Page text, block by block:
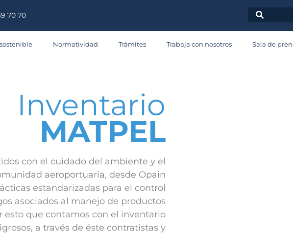
70 70
Normatividad Trámites Trabaja con nosotros Sala de
Inventario
MATPEL
Inventario
MATPEL
con el cuidado del ambiente y el
aeroportuaria, desde Opain
estandarizadas para el control
asociados al manejo de productos
esto que contamos con el inventario
a través de éste contratistas y